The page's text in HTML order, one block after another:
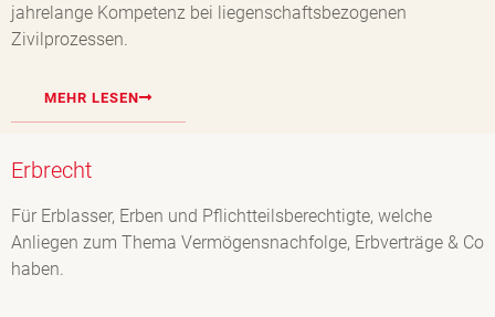
jahrelange Kompetenz bei liegenschaftsbezogenen
Zivilprozessen.
MEHR LESEN
Erbrecht
Für Erblasser, Erben und Pflichtteilsberechtigte, welche
Anliegen zum Thema Vermögensnachfolge, Erbverträge & Co
haben.